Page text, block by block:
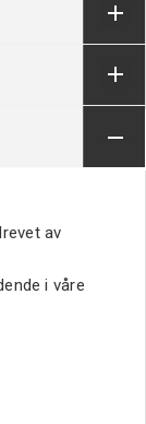
av
i våre